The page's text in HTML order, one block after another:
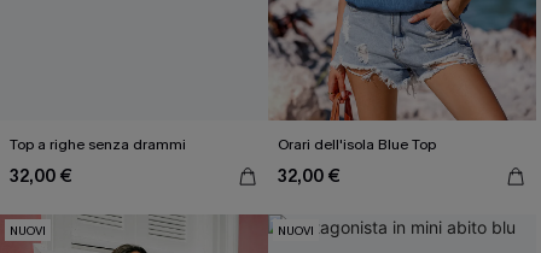
Top a righe senza drammi
32,00 €
Orari dell'isola Blue Top
32,00 €
NUOVI NUOVI